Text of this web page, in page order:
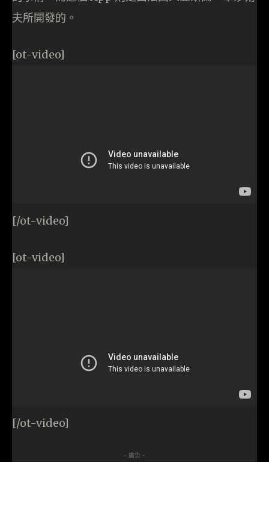
夫所開發的。
[ot-video]
[/ot-video]
[ot-video]
[/ot-video]
- 廣告 -